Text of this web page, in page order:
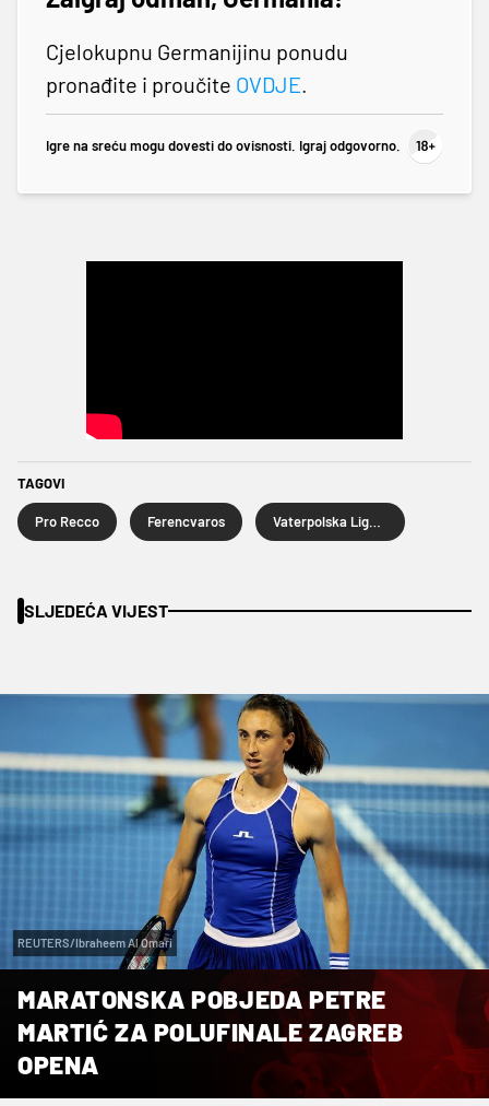
Cjelokupnu Germanijinu ponudu
pronađite i proučite OVDJE.
Igre na sreću mogu dovesti do ovisnosti. Igraj odgovorno.
TAGOVI
Pro Recco Ferencvaros
SLJEDEĆA VIJEST
REUTERS/Ibraheem Al Omari
MARATONSKA POBJEDA PETRE
MARTIĆ ZA POLUFINALE ZAGREB
OPENA